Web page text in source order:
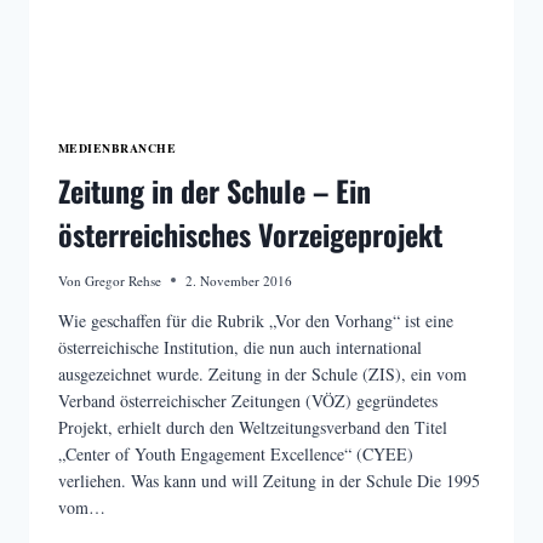
MEDIENBRANCHE
Zeitung in der Schule – Ein
österreichisches Vorzeigeprojekt
Von Gregor Rehse 2. November 2016
Wie geschaffen für die Rubrik „Vor den Vorhang“ ist eine
österreichische Institution, die nun auch international
ausgezeichnet wurde. Zeitung in der Schule (ZIS), ein vom
Verband österreichischer Zeitungen (VÖZ) gegründetes
Projekt, erhielt durch den Weltzeitungsverband den Titel
„Center of Youth Engagement Excellence“ (CYEE)
verliehen. Was kann und will Zeitung in der Schule Die 1995
vom…